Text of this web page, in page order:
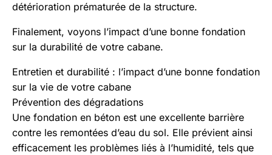
détérioration prématurée de la structure.
Finalement, voyons l’impact d’une bonne fondation
sur la durabilité de votre cabane.
Entretien et durabilité : l’impact d’une bonne fondation
sur la vie de votre cabane
Prévention des dégradations
Une fondation en béton est une excellente barrière
contre les remontées d’eau du sol. Elle prévient ainsi
efficacement les problèmes liés à l’humidité, tels que